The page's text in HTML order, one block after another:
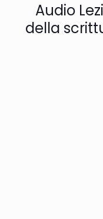
Audio
della